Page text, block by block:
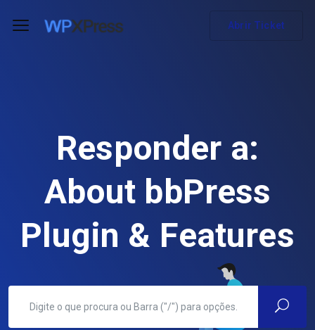
Abrir Ticket
Responder a:
About bbPress
Plugin & Features